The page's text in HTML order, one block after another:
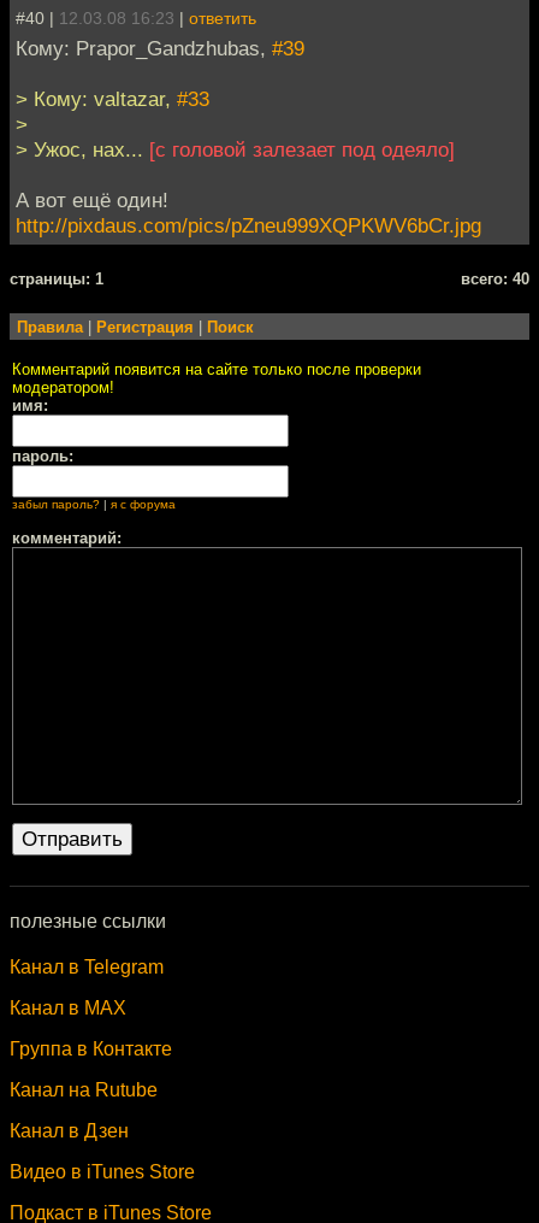
#40 | 12.03.08 16:23 | ответить
Кому: Prapor_Gandzhubas, #39
> Кому: valtazar, #33
>
> Ужос, нах... [с головой залезает под одеяло]
А вот ещё один!
http://pixdaus.com/pics/pZneu999XQPKWV6bCr.jpg
cтраницы: 1 всего: 40
Правила| Регистрация Поиск
Комментарий появится на сайте только после проверки
модератором!
имя:
пароль:
забыл пароль? | я с форума
комментарий:
полезные ссылки
Канал в Telegram
Канал в MAX
Группа в Контакте
Канал на Rutube
Канал в Дзен
Видео в iTunes Store
Подкаст в iTunes Store